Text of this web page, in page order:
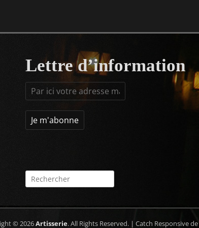
Lettre d’information
Rechercher :
© 2026Artisserie. All Rights Reserved. | Catch Responsive de